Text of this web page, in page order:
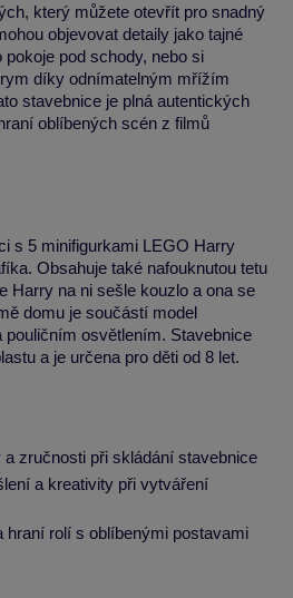
který můžete otevřít pro snadný
objevovat detaily jako tajné
pod schody, nebo si
díky odnímatelným mřížím
stavebnice je plná autentických
oblíbených scén z filmů
s 5 minifigurkami LEGO Harry
Obsahuje také nafouknutou tetu
Harry na ni sešle kouzlo a ona se
domu je součástí model
osvětlením. Stavebnice
a je určena pro děti od 8 let.
zručnosti při skládání stavebnice
a kreativity při vytváření
hraní rolí s oblíbenými postavami